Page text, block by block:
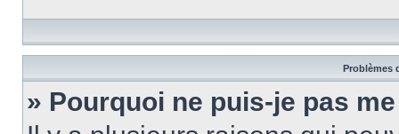
Problèmes
» Pourquoi ne puis-je pas